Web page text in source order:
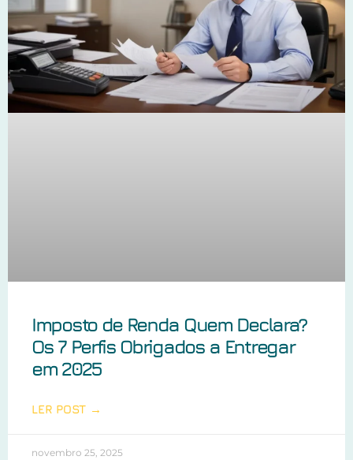
Imposto de Renda Quem Declara?
Os 7 Perfis Obrigados a Entregar
em 2025
LER POST →
novembro 25, 2025